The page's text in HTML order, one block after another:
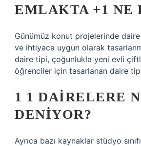
EMLAKTA +1 NE
Günümüz konut projelerinde
ve ihtiyaca uygun olarak
daire tipi, çoğunlukla yeni evli
öğrenciler için tasarlanan daire
1 1 DAIRELERE
DENIYOR?
Ayrıca bazı kaynaklar stüdyo